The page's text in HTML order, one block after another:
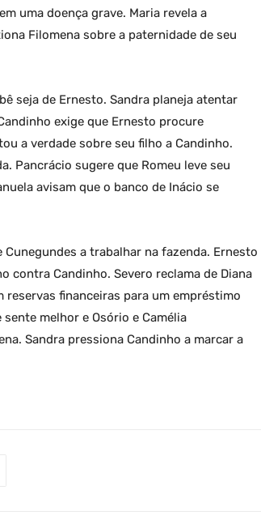
uma doença grave. Maria revela a
Filomena sobre a paternidade de seu
seja de Ernesto. Sandra planeja atentar
exige que Ernesto procure
a verdade sobre seu filho a Candinho.
Pancrácio sugere que Romeu leve seu
avisam que o banco de Inácio se
a trabalhar na fazenda. Ernesto
contra Candinho. Severo reclama de Diana
reservas financeiras para um empréstimo
sente melhor e Osório e Camélia
Sandra pressiona Candinho a marcar a